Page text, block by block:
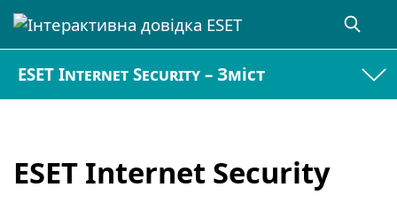
ESET Internet Security – Зміст
ESET Internet Security